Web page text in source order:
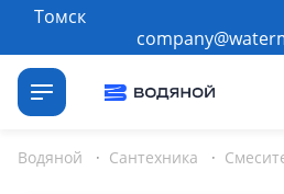
Томск
Водяной · Сантехника ·